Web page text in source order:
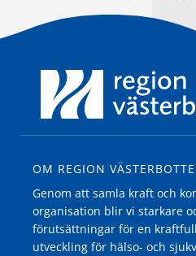
OM REGION
Genom att samla kraft och
organisation blir vi starkare
förutsättningar för en
utveckling för hälso- och